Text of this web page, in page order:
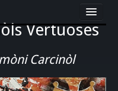
Vertuoses
Carcinòl
CULTURE